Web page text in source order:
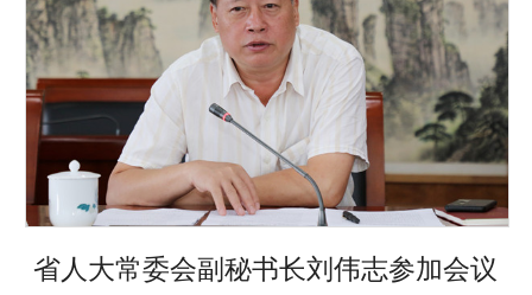
省人大常委会副秘书长刘伟志参加会议